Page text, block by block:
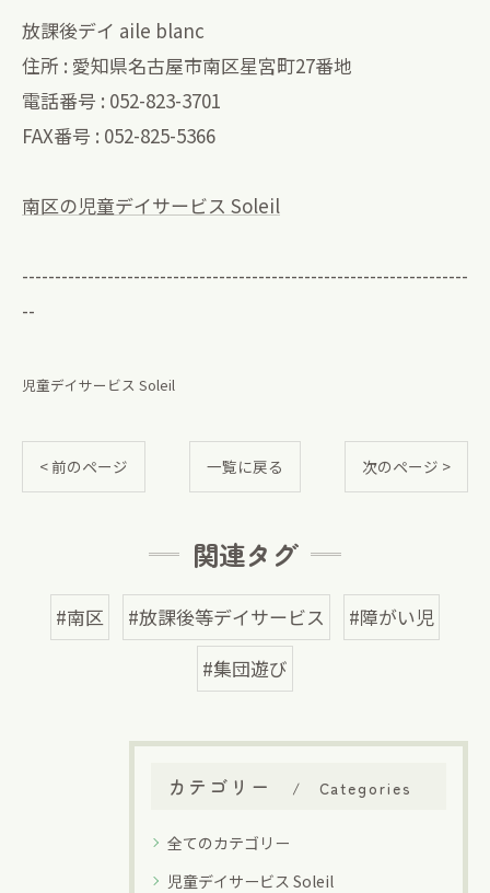
放課後デイ aile blanc
住所 : 愛知県名古屋市南区星宮町27番地
電話番号 : 052-823-3701
FAX番号 : 052-825-5366
南区の児童デイサービス Soleil
--------------------------------------------------------------------
--
児童デイサービス Soleil
< 前のページ 一覧に戻る 次のページ >
関連タグ
#南区 #放課後等デイサービス
#障がい児
#集団遊び
カテゴリー Categories
全てのカテゴリー
児童デイサービス Soleil